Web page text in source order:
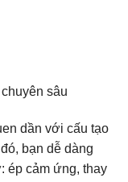
sâu
dần với cấu tạo
bạn dễ dàng
ép cảm ứng, thay